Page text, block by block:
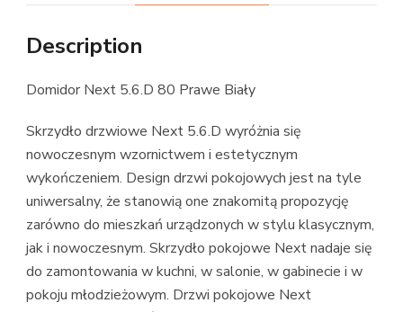
Description
Domidor Next 5.6.D 80 Prawe Biały
Skrzydło drzwiowe Next 5.6.D wyróżnia się
nowoczesnym wzornictwem i estetycznym
wykończeniem. Design drzwi pokojowych jest na tyle
uniwersalny, że stanowią one znakomitą propozycję
zarówno do mieszkań urządzonych w stylu klasycznym,
jak i nowoczesnym. Skrzydło pokojowe Next nadaje się
do zamontowania w kuchni, w salonie, w gabinecie i w
pokoju młodzieżowym. Drzwi pokojowe Next